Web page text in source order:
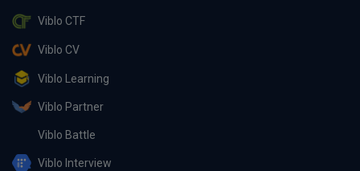
Viblo CTF
Viblo CV
Viblo Learning
Viblo Partner
Viblo Battle
Viblo Interview